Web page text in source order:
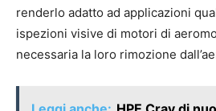
renderlo adatto ad applicazioni
ispezioni visive di motori di
necessaria la loro rimozione